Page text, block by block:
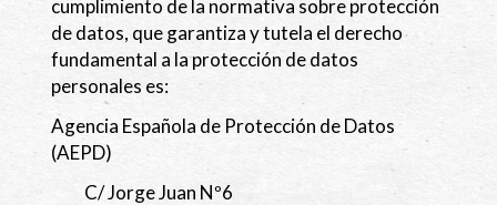
cumplimiento de la normativa sobre protección
de datos, que garantiza y tutela el derecho
fundamental a la protección de datos
personales es:
Agencia Española de Protección de Datos
(AEPD)
C/ Jorge Juan Nº6